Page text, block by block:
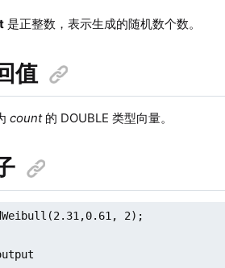
是正整数，表示生成的随机数个数。
值
count的 DOUBLE 类型向量。
2);